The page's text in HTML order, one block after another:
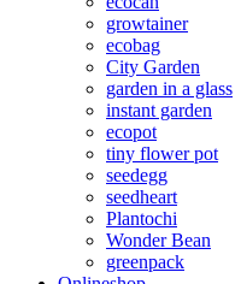
growtainer
ecobag
City Garden
garden in a glass
instant garden
ecopot
tiny flower pot
seedegg
seedheart
Plantochi
Wonder Bean
greenpack